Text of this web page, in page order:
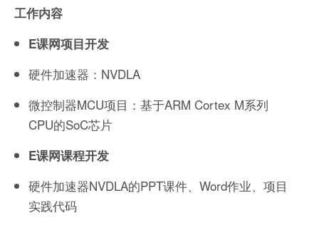
工作内容
E课网项目开发
硬件加速器：NVDLA
微控制器MCU项目：基于ARM Cortex M系列
CPU的SoC芯片
E课网课程开发
硬件加速器NVDLA的PPT课件、Word作业、项目
实践代码